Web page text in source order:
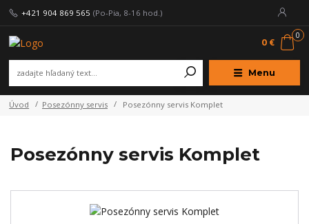
Menu
+421 904 869 565 (Po-Pia, 8-16 hod.)
0
0 €
Úvod Posezónny servis Posezónny servis Komplet
Posezónny servis Komplet